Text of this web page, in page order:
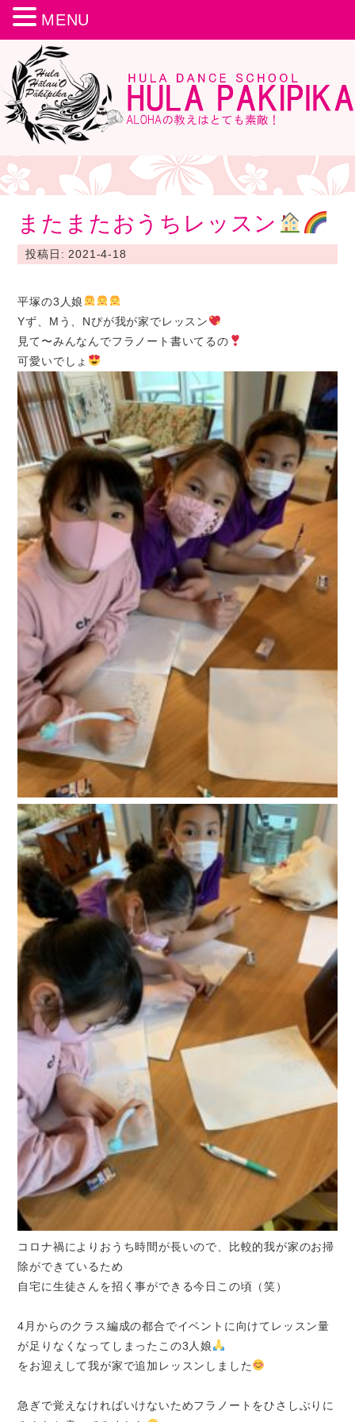
またまたおうちレッスン
投稿日: 2021-4-18
平塚の3 人娘
Yず、Mう、Nぴが我が家でレッスン
見て〜みんなんでフラノート書いてるの
可愛いでしょ
コロナ禍によりおうち時間が長いので、比較的我が家のお掃
除ができているため
自宅に生徒さんを招く事ができる今日この頃（笑）
4月からのクラス編成の都合でイベントに向けてレッスン量
が足りなくなってしまったこの3人娘
をお迎えして我が家で追加レッスンしました
急ぎで覚えなければいけないためフラノートをひさしぶりに
MENU